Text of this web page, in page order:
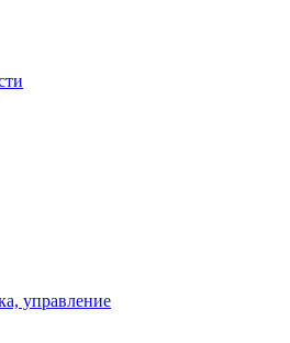
управление